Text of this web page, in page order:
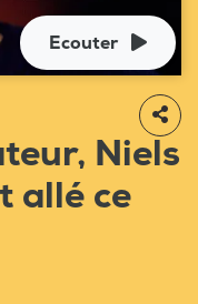
Ecouter
Niels
allé ce